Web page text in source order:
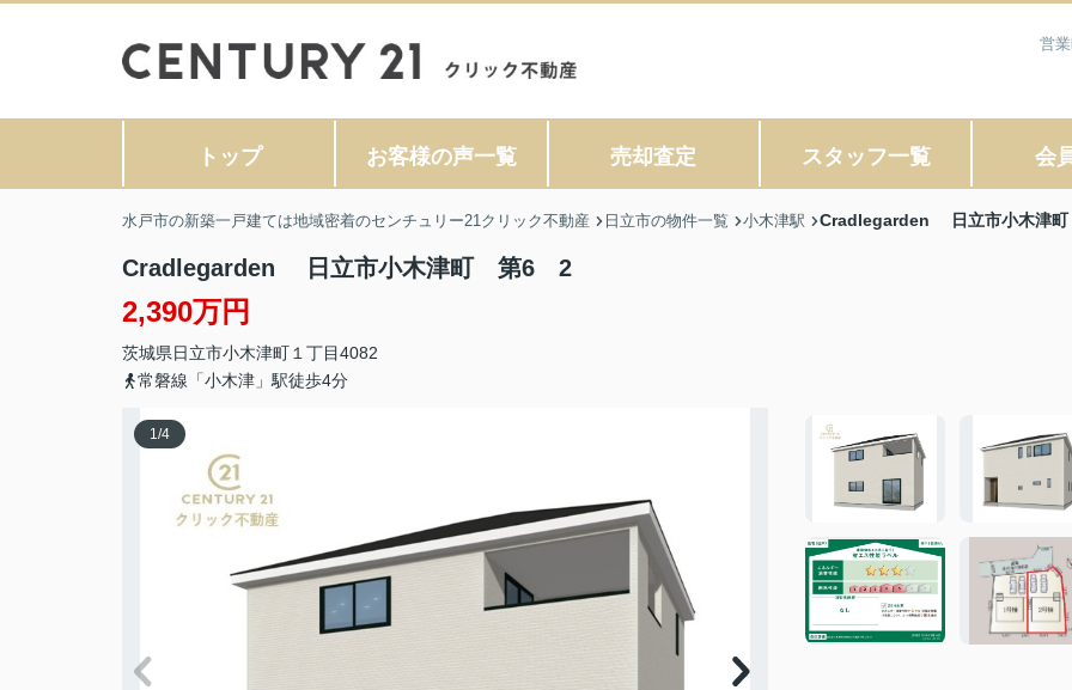
営
トップ お客様の声一覧 売却査定 スタッフ一覧 会
水戸市の新築一戸建ては地域密着のセンチュリー21クリック不動産 日立市の物件一覧 小木津駅 Cradlegarden 日立市小木津
Cradlegarden 日立市小木津町 第6 2
2,390万円
茨城県日立市小木津町 １丁目4082
常磐線「小木津」駅徒歩4分
1/4